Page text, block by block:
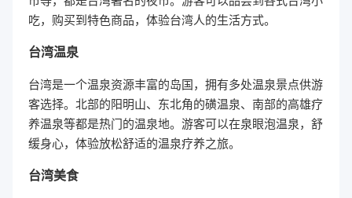
吃，购买到特色商品，体验台湾人的生活方式。
台湾温泉
台湾是一个温泉资源丰富的岛国，拥有多处温泉景点供游
客选择。北部的阳明山、东北角的磺温泉、南部的高雄疗
养温泉等都是热门的温泉地。游客可以在泉眼泡温泉，舒
缓身心，体验放松舒适的温泉疗养之旅。
台湾美食